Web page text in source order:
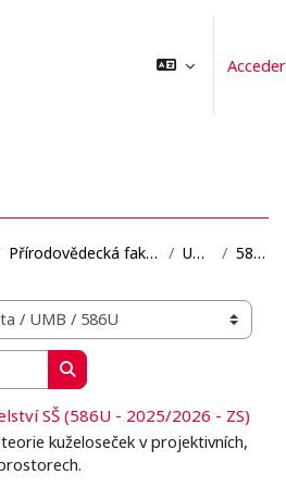
Acceder
Přírodovědecká fakulta UMB 586U
Buscar cursos
SŠ (586U - 2025/2026 - ZS)
kuželoseček v projektivních,